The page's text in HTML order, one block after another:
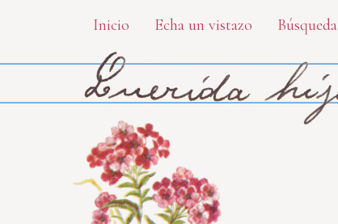
main
Inicio Echa un vistazo Búsqueda